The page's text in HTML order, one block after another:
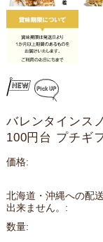
バレンタインス
100円台 プチギ
価格:
北海道・沖縄への配
出来ません。:
数量: